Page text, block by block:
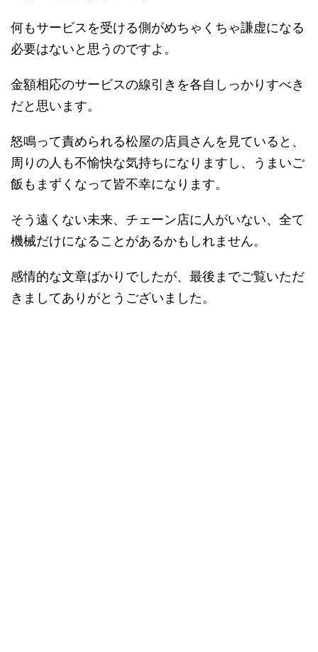
何もサービスを受ける側がめちゃくちゃ謙虚になる
必要はないと思うのですよ。
金額相応のサービスの線引きを各自しっかりすべき
だと思います。
怒鳴って責められる松屋の店員さんを見ていると、
周りの人も不愉快な気持ちになりますし、うまいご
飯もまずくなって皆不幸になります。
そう遠くない未来、チェーン店に人がいない、全て
機械だけになることがあるかもしれません。
感情的な文章ばかりでしたが、最後までご覧いただ
きましてありがとうございました。